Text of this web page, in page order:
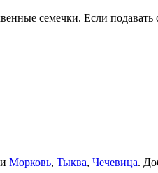
семечки. Если
Морковь, Тыква, Чечевица.